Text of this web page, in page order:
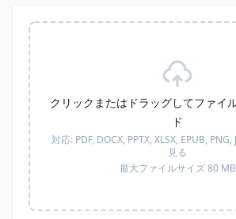
クリックまたはドラッグしてファイ
ド
対応: PDF, DOCX, PPTX, XLSX, EPUB, PNG,
見る
最大ファイルサイズ 80 MB